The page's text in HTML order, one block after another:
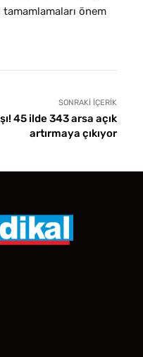
önem
SONRAKI İÇERIK
45 ilde 343 arsa açık
artırmaya çıkıyor